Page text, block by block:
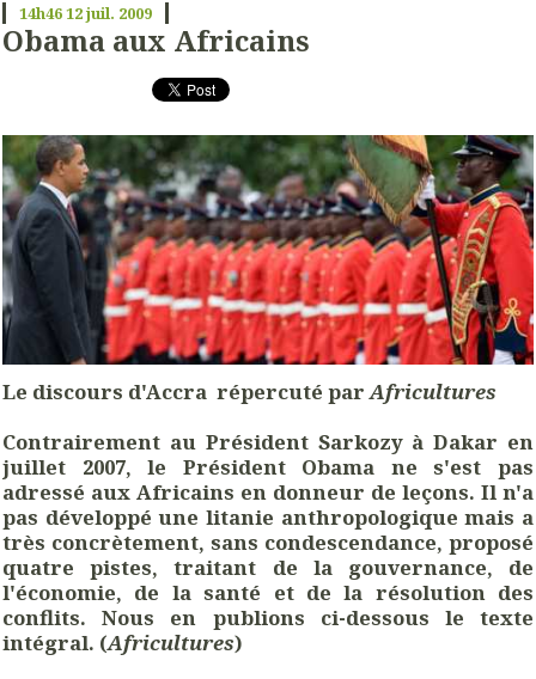
14h4612juil. 2009
Obama aux Africains
Le discours d'Accra répercuté parAfricultures
Contrairement au Président Sarkozy à Dakar en
juillet 2007, le Président Obama ne s'est pas
adressé aux Africains en donneur de leçons. Il n'a
pas développé une litanie anthropologique mais a
très concrètement, sans condescendance, proposé
quatre pistes, traitant de la gouvernance, de
l'économie, de la santé et de la résolution des
conflits. Nous en publions ci-dessous le texte
intégral. (Africultures)